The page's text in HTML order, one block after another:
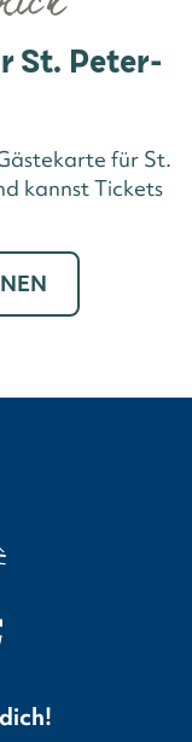
St. Peter-
für St.
kannst Tickets